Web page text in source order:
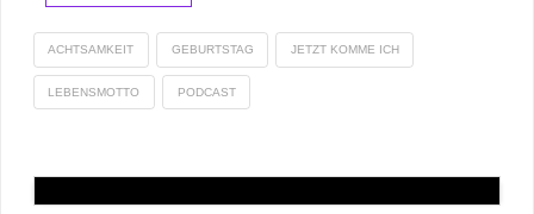
ACHTSAMKEIT GEBURTSTAG JETZT KOMME ICH
LEBENSMOTTO PODCAST